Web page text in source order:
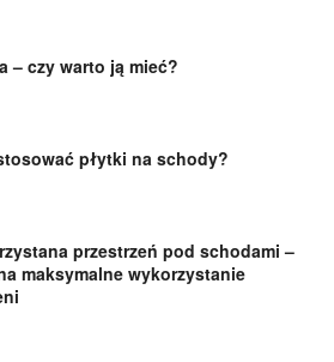
– czy warto ją mieć?
płytki na schody?
przestrzeń pod schodami –
maksymalne wykorzystanie